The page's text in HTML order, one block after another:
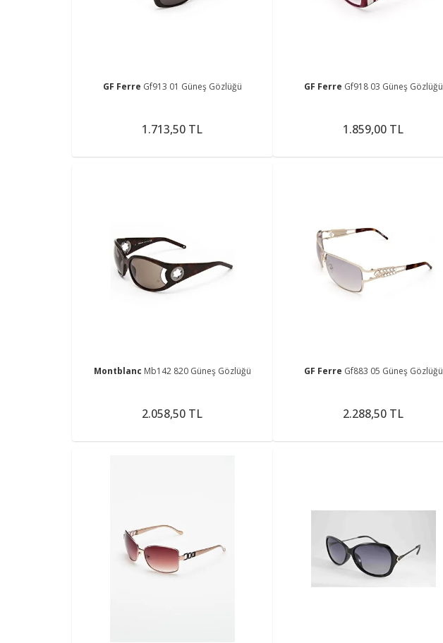
GF Ferre Gf913 01 Güneş Gözlüğü
1.713,50 TL
GF Ferre Gf918 03 Güneş Gözlüğü
1.859,00 TL
Montblanc Mb142 820 Güneş Gözlüğü
2.058,50 TL
GF Ferre Gf883 05 Güneş Gözlüğü
2.288,50 TL